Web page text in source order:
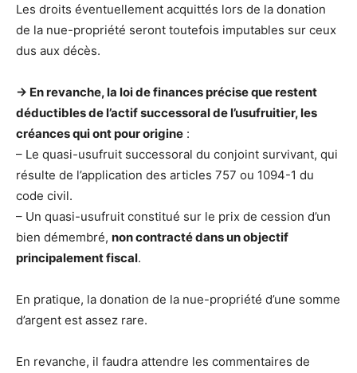
Les droits éventuellement acquittés lors de la donation
de la nue-propriété seront toutefois imputables sur ceux
dus aux décès.
-> En revanche, la loi de finances précise que restent
déductibles de l’actif successoral de l’usufruitier, les
créances qui ont pour origine :
– Le quasi-usufruit successoral du conjoint survivant, qui
résulte de l’application des articles 757 ou 1094-1 du
code civil.
– Un quasi-usufruit constitué sur le prix de cession d’un
bien démembré, non contracté dans un objectif
principalement fiscal.
En pratique, la donation de la nue-propriété d’une somme
d’argent est assez rare.
En revanche, il faudra attendre les commentaires de